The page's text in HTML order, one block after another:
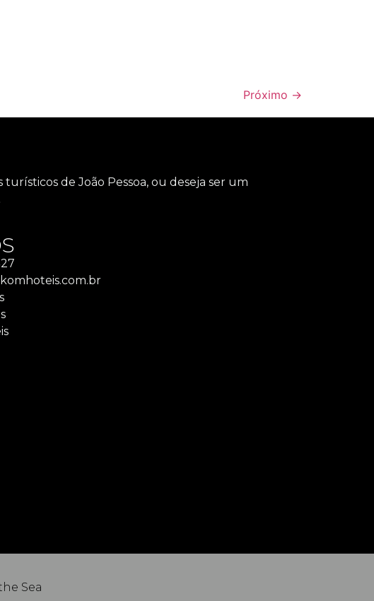
Próximo →
de João Pessoa, ou deseja ser um
Sea